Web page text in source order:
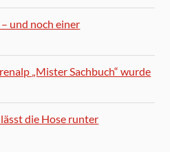
und noch einer
„Mister Sachbuch“ wurde
die Hose runter